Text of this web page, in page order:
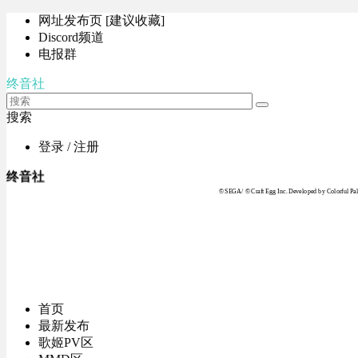
网址发布页 [建议收藏]
Discord频道
电报群
终音社
搜索
登录 / 注册
终音社
© SEGA / © Craft Egg Inc. Developed by Colorful
首页
最新发布
歌姬PV区